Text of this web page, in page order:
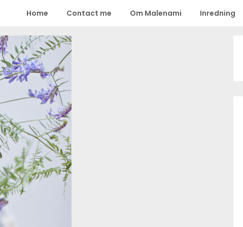
Home Contact me Om Malenami Inredning